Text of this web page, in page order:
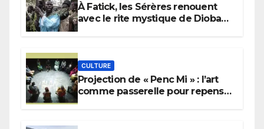
À Fatick, les Sérères renouent
avec le rite mystique de Diobaye
CULTURE
Projection de « Penc Mi » : l’art
comme passerelle pour repenser